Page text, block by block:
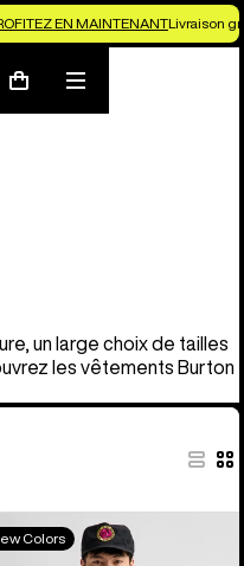
EN MAINTENANTLivraison
PanierMenu
un large choix de tailles
les vêtements Burton
Colors